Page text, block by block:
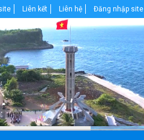
Liên kết Liên hệ Đăng nhập site